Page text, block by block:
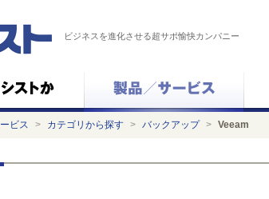
ビジネスを進化させる超サポ愉快カンパニー
ビス > カテゴリから探す > バックアップ > Veeam